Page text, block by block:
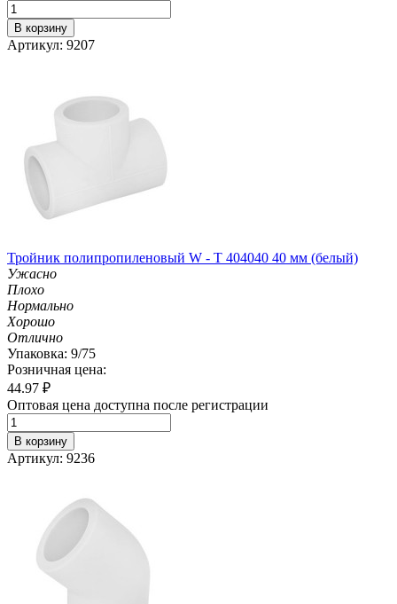
В корзину
Артикул: 9207
Тройник полипропиленовый W - T 404040 40 мм (белый)
Ужасно
Плохо
Нормально
Хорошо
Отлично
Упаковка: 9/75
Розничная цена:
44.97 ₽
Оптовая цена доступна после регистрации
В корзину
Артикул: 9236